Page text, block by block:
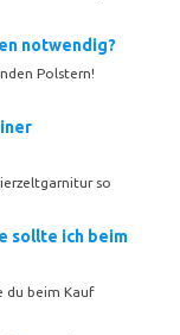
notwendig?
Polstern!
so
sollte ich beim
du beim Kauf